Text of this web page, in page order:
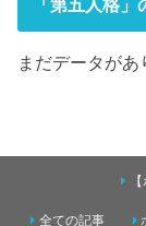
「第五人格
まだデータがあ
全ての記事